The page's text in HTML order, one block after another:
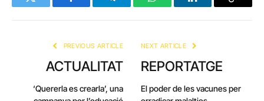
Twitter FacebookTelegramWhatsAppLinkedInCopy
PREVIOUS ARTICLE
ACTUALITAT
‘Quererla es crearla’, una
NEXT ARTICLE
REPORTATGE
El poder de les vacunes per